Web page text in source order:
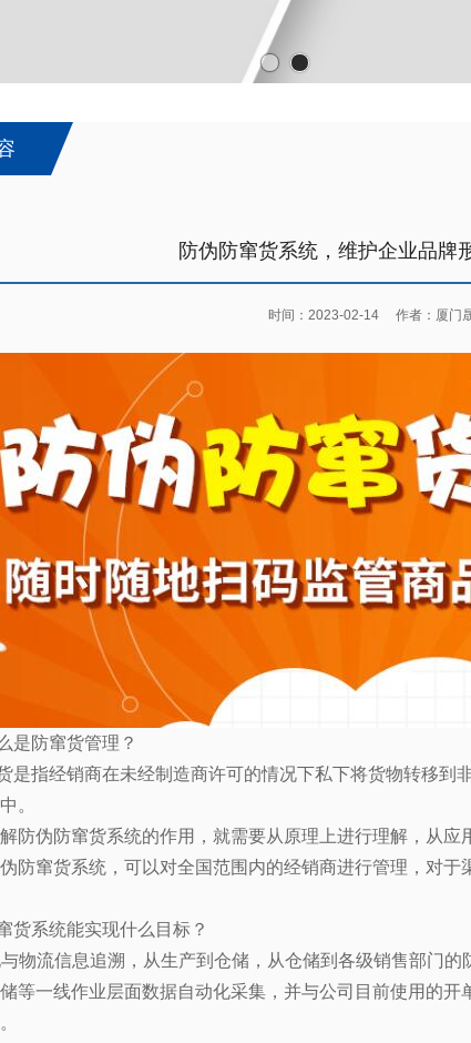
防伪防窜货系统，维护企业品牌
时间：2023-02-14 作者：厦门
防窜货管理？
指经销商在未经制造商许可的情况下私下将货物转移到
。
防伪防窜货系统的作用，就需要从原理上进行理解，从应
防窜货系统，可以对全国范围内的经销商进行管理，对
系统能实现什么目标？
物流信息追溯，从生产到仓储，从仓储到各级销售部门
等一线作业层面数据自动化采集，并与公司目前使用的